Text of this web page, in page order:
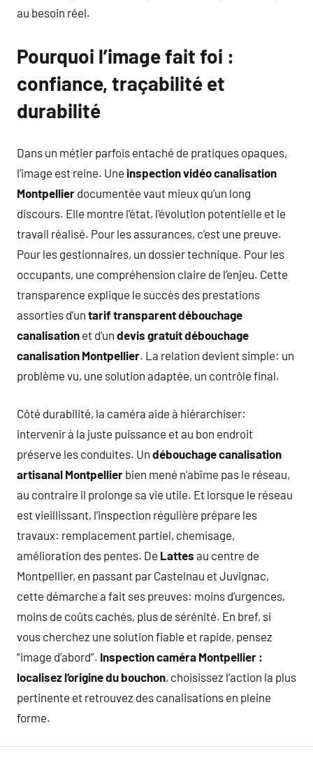
au besoin réel.
Pourquoi l’image fait foi :
confiance, traçabilité et
durabilité
Dans un métier parfois entaché de pratiques opaques,
l’image est reine. Une inspection vidéo canalisation
Montpellier documentée vaut mieux qu’un long
discours. Elle montre l’état, l’évolution potentielle et le
travail réalisé. Pour les assurances, c’est une preuve.
Pour les gestionnaires, un dossier technique. Pour les
occupants, une compréhension claire de l’enjeu. Cette
transparence explique le succès des prestations
assorties d’un tarif transparent débouchage
canalisation et d’un devis gratuit débouchage
canalisation Montpellier. La relation devient simple: un
problème vu, une solution adaptée, un contrôle final.
Côté durabilité, la caméra aide à hiérarchiser:
intervenir à la juste puissance et au bon endroit
préserve les conduites. Un débouchage canalisation
artisanal Montpellier bien mené n’abîme pas le réseau,
au contraire il prolonge sa vie utile. Et lorsque le réseau
est vieillissant, l’inspection régulière prépare les
travaux: remplacement partiel, chemisage,
amélioration des pentes. De Lattes au centre de
Montpellier, en passant par Castelnau et Juvignac,
cette démarche a fait ses preuves: moins d’urgences,
moins de coûts cachés, plus de sérénité. En bref, si
vous cherchez une solution fiable et rapide, pensez
“image d’abord”. Inspection caméra Montpellier :
localisez l’origine du bouchon, choisissez l’action la plus
pertinente et retrouvez des canalisations en pleine
forme.